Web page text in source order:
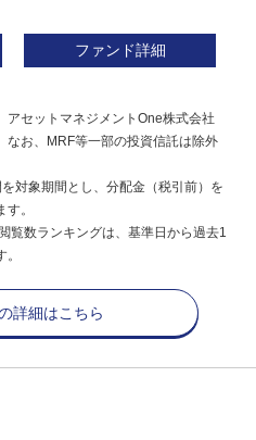
ファンド詳細
セットマネジメントOne株式会社
なお、MRF等一部の投資信託は除外
対象期間とし、分配金（税引前）を
。
覧数ランキングは、基準日から過去1
詳細はこちら